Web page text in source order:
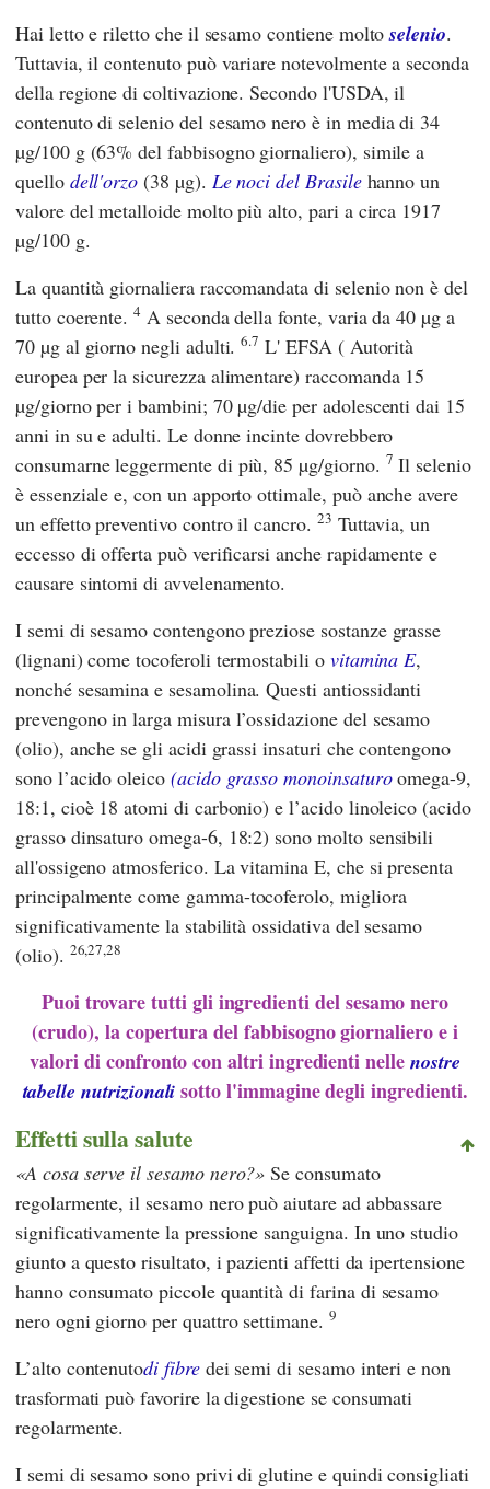
Hai letto e riletto che il sesamo contiene moltoselenio.
Tuttavia, il contenuto può variare notevolmente a seconda
della regione di coltivazione. Secondo l'USDA, il
contenuto di selenio del sesamo nero è in media di 34
µg/100 g (63% del fabbisogno giornaliero), simile a
quello dell'orzo (38 µg). Le noci del Brasilehanno un
valore del metalloide molto più alto, pari a circa 1917
µg/100 g.
La quantità giornaliera raccomandata di selenio non è del
tutto coerente.4 A seconda della fonte, varia da 40 µg a
70 µg al giorno negli adulti.6.7 L'EFSA( Autorità
europea per la sicurezza alimentare) raccomanda 15
µg/giorno per i bambini; 70 µg/die per adolescenti dai 15
anni in su e adulti. Le donne incinte dovrebbero
consumarne leggermente di più, 85 µg/giorno. 7 Il selenio
è essenziale e, con un apporto ottimale, può anche avere
un effetto preventivo contro il cancro. 23 Tuttavia, un
eccesso di offerta può verificarsi anche rapidamente e
causare sintomi di avvelenamento.
I semi di sesamo contengono preziose sostanze grasse
(lignani) come tocoferoli termostabili o vitamina E,
nonché sesamina e sesamolina. Questi antiossidanti
prevengono in larga misura l’ossidazione del sesamo
(olio), anche se gli acidi grassi insaturi che contengono
sono l’acido oleico (acido grasso monoinsaturoomega-9,
18:1, cioè 18 atomi di carbonio) e l’acido linoleico (acido
grasso dinsaturo omega-6, 18:2) sono molto sensibili
all'ossigeno atmosferico. La vitamina E, che si presenta
principalmente come gamma-tocoferolo, migliora
significativamente la stabilità ossidativa del sesamo
(olio). 26,27,28
Puoi trovare tutti gli ingredienti del sesamo nero
(crudo), la copertura del fabbisogno giornaliero e i
valori di confronto con altri ingredienti nelle nostre
tabelle nutrizionali sotto l'immagine degli ingredienti.
Effetti sulla salute
A cosa serve il sesamo nero? Se consumato
regolarmente, il sesamo nero può aiutare ad abbassare
significativamente la pressione sanguigna. In uno studio
giunto a questo risultato, i pazienti affetti da ipertensione
hanno consumato piccole quantità di farina di sesamo
nero ogni giorno per quattro settimane. 9
L’alto contenutodi fibredei semi di sesamo interi e non
trasformati può favorire la digestione se consumati
regolarmente.
I semi di sesamo sono privi di glutine e quindi consigliati